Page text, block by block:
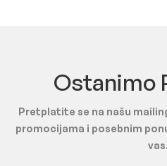
Ostanimo
Pretplatite se na našu
promocijama i posebnim